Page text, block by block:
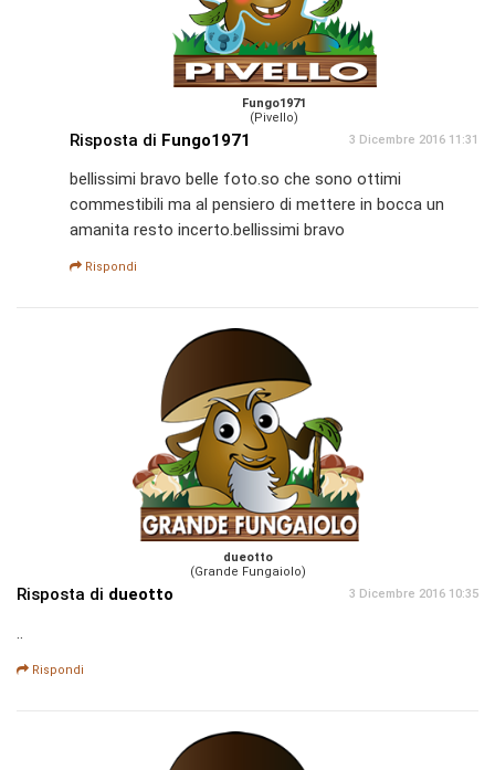
Fungo1971
(Pivello)
Risposta di Fungo1971 3 Dicembre 2016 11:31
bellissimi bravo belle foto.so che sono ottimi
commestibili ma al pensiero di mettere in bocca un
amanita resto incerto.bellissimi bravo
Rispondi
dueotto
(Grande Fungaiolo)
Risposta di dueotto 3 Dicembre 2016 10:35
..
Rispondi